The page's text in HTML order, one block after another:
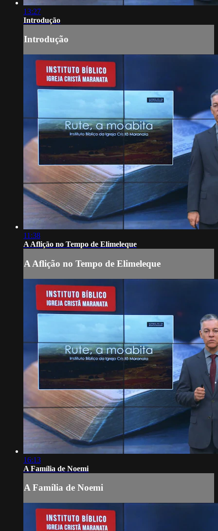
13:27
Introdução
Introdução
11:38
A Aflição no Tempo de Elimeleque
A Aflição no Tempo de Elimeleque
16:13
A Família de Noemi
A Família de Noemi